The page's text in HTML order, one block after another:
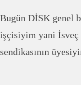
Bugün DİSK genel
işçisiyim yani İsveç
sendikasının